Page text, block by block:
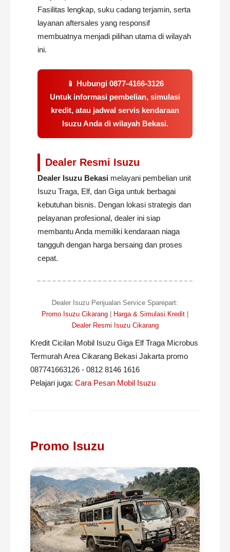
Fasilitas lengkap, suku cadang terjamin, serta
layanan aftersales yang responsif
membuatnya menjadi pilihan utama di wilayah
ini.
📱 Hubungi 0877-4166-3126
Untuk informasi pembelian, simulasi
kredit, atau jadwal servis kendaraan
Isuzu Anda di wilayah Bekasi.
Dealer Resmi Isuzu
Dealer Isuzu Bekasi melayani pembelian unit
Isuzu Traga, Elf, dan Giga untuk berbagai
kebutuhan bisnis. Dengan lokasi strategis dan
pelayanan profesional, dealer ini siap
membantu Anda memiliki kendaraan niaga
tangguh dengan harga bersaing dan proses
cepat.
Dealer Isuzu Penjualan Service Sparepart:
Promo Isuzu Cikarang
Harga & Simulasi Kredit
Dealer Resmi Isuzu Cikarang
Kredit Cicilan Mobil Isuzu Giga Elf Traga Microbus
Termurah Area Cikarang Bekasi Jakarta promo
087741663126 - 0812 8146 1616
Pelajari juga: Cara Pesan Mobil Isuzu
Promo Isuzu